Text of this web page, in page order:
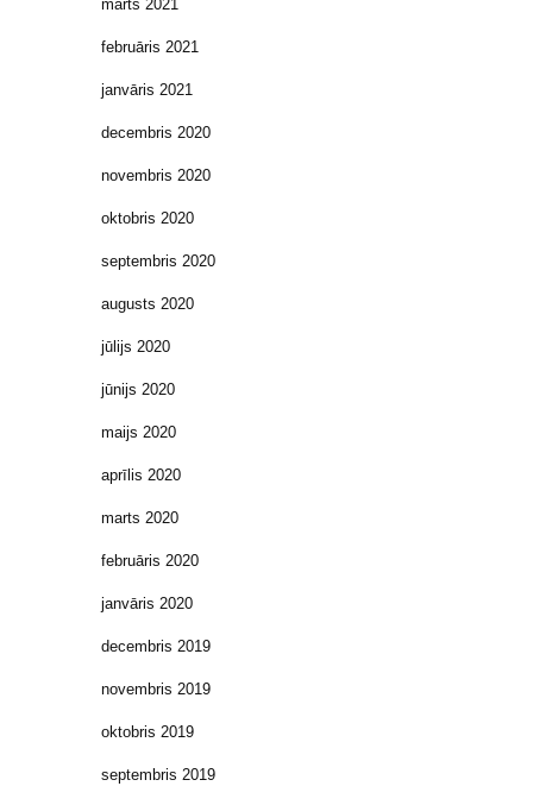
marts 2021
februāris 2021
janvāris 2021
decembris 2020
novembris 2020
oktobris 2020
septembris 2020
augusts 2020
jūlijs 2020
jūnijs 2020
maijs 2020
aprīlis 2020
marts 2020
februāris 2020
janvāris 2020
decembris 2019
novembris 2019
oktobris 2019
septembris 2019